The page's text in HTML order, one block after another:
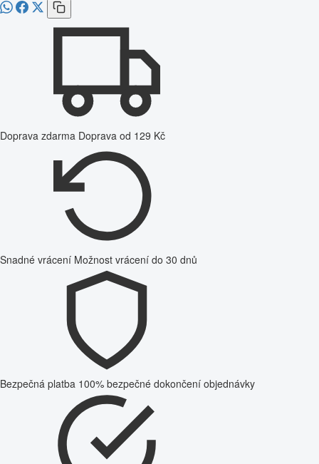
Doprava zdarma Doprava od 129 Kč
Snadné vrácení Možnost vrácení do 30 dnů
Bezpečná platba 100% bezpečné dokončení objednávky